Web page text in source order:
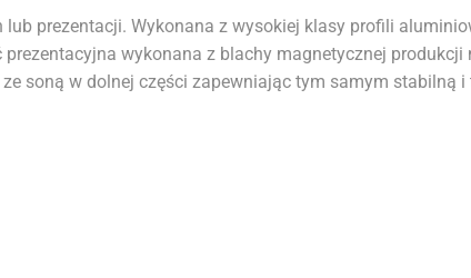
prezentacji. Wykonana z wysokiej klasy profili
wykonana z blachy magnetycznej
soną w dolnej części zapewniając tym samym stabilną i